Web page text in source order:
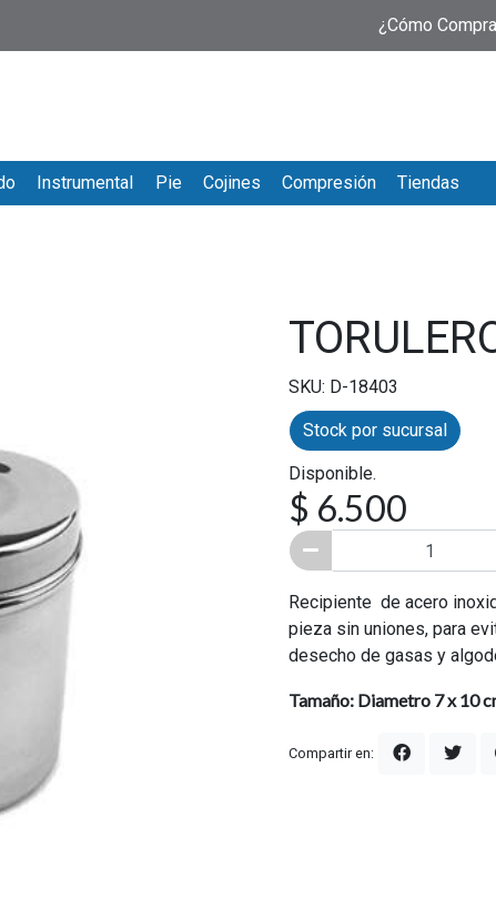
¿Cómo
Instrumental Pie Cojines Compresión Tiendas
SKU: D-18403
Stock por sucursal
Disponible.
$ 6.500
Recipiente de acero
pieza sin uniones, para
desecho de gasas y
Tamaño: Diametro 7 x 10
Compartir en: